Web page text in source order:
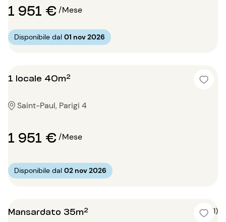
1 951 €/Mese
Disponibile dal 01 nov 2026
1 locale 40m²
Saint-Paul, Parigi 4
1 951 €/Mese
Disponibile dal 02 nov 2026
Mansardato 35m² 4 (1)